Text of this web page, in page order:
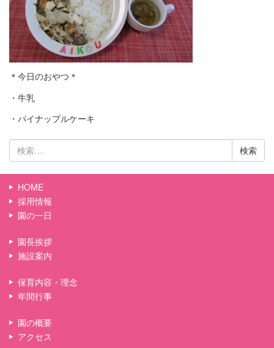
＊今日のおやつ＊
・牛乳
・パイナップルケーキ
検
索:
HOME
採用情報
園の一日
園長挨拶
施設案内
保育内容・理念
年間行事
園の概要
アクセス